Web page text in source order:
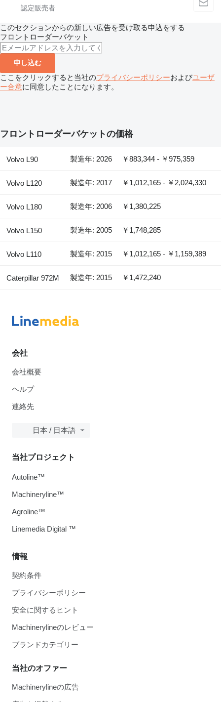
このセクションからの新しい広告を受け取る申込をする
フロントローダーバケット
申し込む
ここをクリックすると当社のプライバシーポリシーおよびユーザ
ー合意に同意したことになります。
フロントローダーバケットの価格
Volvo L90 製造年: 2026 ￥883,344 - ￥975,359
Volvo L120 製造年: 2017 ￥1,012,165 - ￥2,024,330
Volvo L180 製造年: 2006 ￥1,380,225
Volvo L150 製造年: 2005 ￥1,748,285
Volvo L110 製造年: 2015 ￥1,012,165 - ￥1,159,389
Caterpillar 972M 製造年: 2015 ￥1,472,240
会社
会社概要
ヘルプ
連絡先
日本 / 日本語
情報
契約条件
プライバシーポリシー
安全に関するヒント
Machinerylineのレビュー
ブランドカテゴリー
当社のオファー
Machinerylineの広告
当社プロジェクト
Autoline™
Machineryline™
Agroline™
Linemedia Digital ™